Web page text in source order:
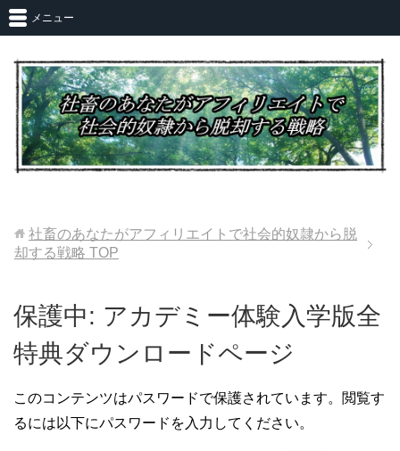
メニュー
社畜のあなたがアフィリエイトで社会的奴隷から脱
却する戦略 TOP
保護中: アカデミー体験入学版全
特典ダウンロードページ
このコンテンツはパスワードで保護されています。閲覧す
るには以下にパスワードを入力してください。